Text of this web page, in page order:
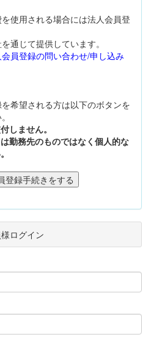
使用される場合には法人会員登
通じて提供しています。
員登録の問い合わせ/申し込み
希望される方は以下のボタンを
しません。
勤務先のものではなく個人的な
ログイン